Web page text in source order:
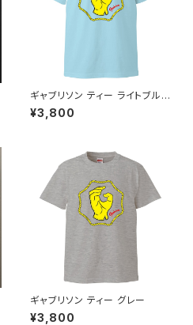
ギャブリソン ティー ライトブル
ー
¥3,800
ギャブリソン ティー グレー
¥3,800